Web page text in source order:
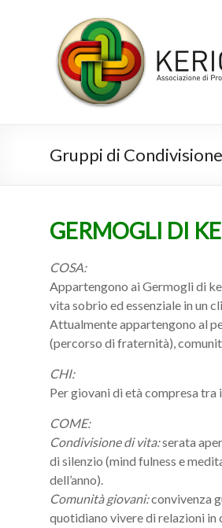
R
e
K
r
i
g
m
a
Gruppi di Condivisione
GERMOGLI DI
COSA:
Appartengono ai Germogli di
vita sobrio ed essenziale in un
Attualmente appartengono al
(percorso di fraternità),
CHI:
Per giovani di età compresa tra
COME:
Condivisione di vita:serata
di silenzio (mind fulness e
dell’anno).
Comunità giovani:convivenza
quotidiano vivere di relazioni in